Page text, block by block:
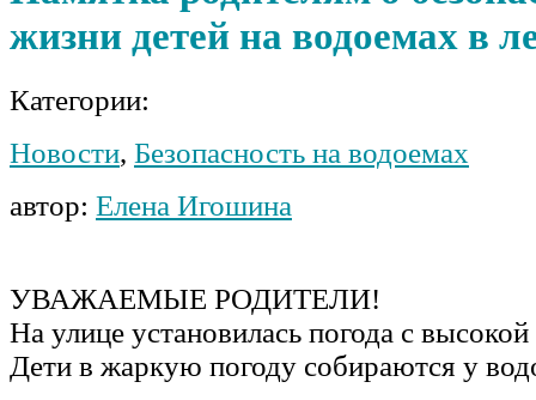
жизни детей на водоемах в
Категории:
Новости, Безопасность на водоемах
автор: Елена Игошина
УВАЖАЕМЫЕ РОДИТЕЛИ!
На улице установилась погода с
Дети в жаркую погоду собираются у